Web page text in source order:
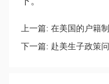
上一篇: 在美国的户籍
上学吗？
下一篇: 赴美生子政策